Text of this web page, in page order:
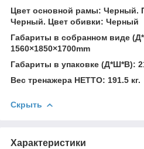
Цвет основной рамы: Черный.
Черный. Цвет обивки: Черный
Габариты в собранном виде
1560×1850×1700mm
Габариты в упаковке (Д*Ш*В):
Вес тренажера НЕТТО: 191.5 кг.
Скрыть
Характеристики